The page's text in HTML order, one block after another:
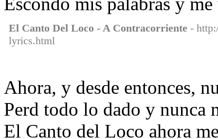
El Canto Del Loco - A Contracorriente -
lyrics.html
Ahora, y desde entonces,
Perd todo lo dado y nunca
El Canto del Loco ahora